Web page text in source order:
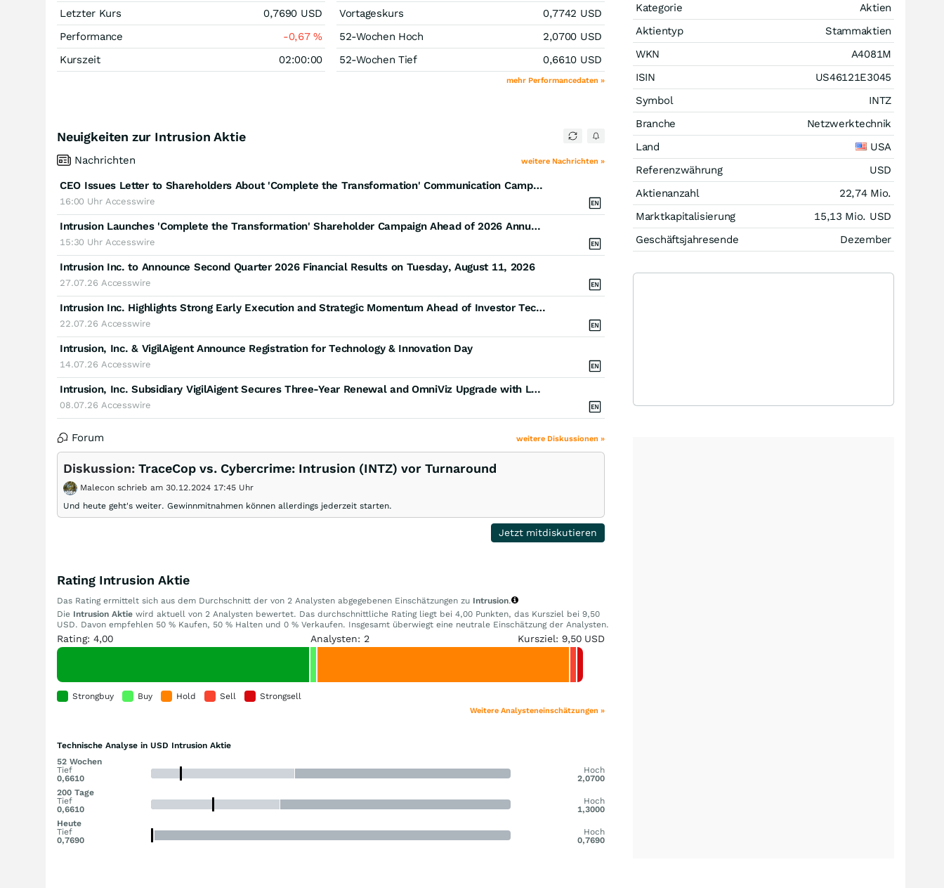
Letzter Kurs
0,7690 USD
Performance
-0,67%
Kurszeit
02:00:00
Vortageskurs
0,7742 USD
52-Wochen Hoch
2,0700 USD
52-Wochen Tief
0,6610 USD
mehr Performancedaten »
Neuigkeiten zur Intrusion Aktie
Nachrichten weitere Nachrichten »
CEO Issues Letter to Shareholders About 'Complete the Transformation' Communication Campaign
16:00 Uhr Accesswire
Intrusion Launches 'Complete the Transformation' Shareholder Campaign Ahead of 2026 Annual Meeting
15:30 Uhr Accesswire
Intrusion Inc. to Announce Second Quarter 2026 Financial Results on Tuesday, August 11, 2026
27.07.26 Accesswire
Intrusion Inc. Highlights Strong Early Execution and Strategic Momentum Ahead of Investor Technology Day
22.07.26 Accesswire
Intrusion, Inc. & VigilAigent Announce Registration for Technology & Innovation Day
14.07.26 Accesswire
Intrusion, Inc. Subsidiary VigilAigent Secures Three-Year Renewal and OmniViz Upgrade with Leading MSP Partner
08.07.26 Accesswire
Forum weitere Diskussionen »
Diskussion: TraceCop vs. Cybercrime: Intrusion (INTZ) vor Turnaround
Malecon schrieb am 30.12.2024 17:45 Uhr
Und heute geht's weiter. Gewinnmitnahmen können allerdings jederzeit starten.
Jetzt mitdiskutieren
Rating Intrusion Aktie
Das Rating ermittelt sich aus dem Durchschnitt der von 2 Analysten abgegebenen Einschätzungen zu Intrusion.
Die Intrusion Aktie wird aktuell von 2 Analysten bewertet. Das durchschnittliche Rating liegt bei 4,00 Punkten, das Kursziel bei 9,50
USD. Davon empfehlen 50 % Kaufen, 50 % Halten und 0 % Verkaufen. Insgesamt überwiegt eine neutrale Einschätzung der Analysten.
Rating: 4,00 Analysten: 2 Kursziel: 9,50 USD
Strongbuy Buy Hold Sell Strongsell
Weitere Analysteneinschätzungen »
Technische Analyse in USD Intrusion Aktie
52 Wochen
Tief
0,6610
Hoch
2,0700
200 Tage
Tief
0,6610
Hoch
1,3000
Heute
Tief
0,7690
Hoch
0,7690
Kategorie
Aktien
Aktientyp
Stammaktien
WKN
A4081M
ISIN
US46121E3045
Symbol
INTZ
Branche
Netzwerktechnik
Land
USA
Referenzwährung
USD
Aktienanzahl
22,74 Mio.
Marktkapitalisierung
15,13 Mio. USD
Geschäftsjahresende
Dezember